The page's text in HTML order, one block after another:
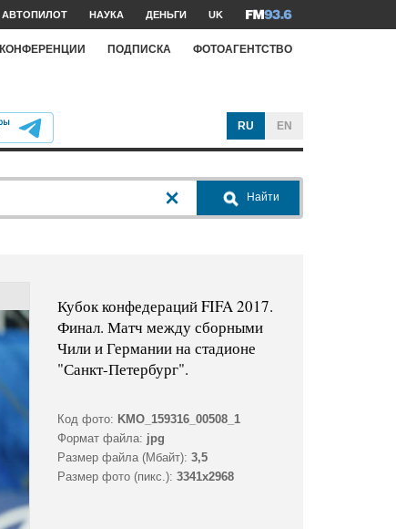
АВТОПИЛОТ НАУКА ДЕНЬГИ UK
КОНФЕРЕНЦИИ ПОДПИСКА ФОТОАГЕНТСТВО
RU EN
Найти
Кубок конфедераций FIFA 2017.
Финал. Матч между сборными
Чили и Германии на стадионе
"Санкт-Петербург".
Код фото: KMO_159316_00508_1
Формат файла: jpg
Размер файла (Мбайт): 3,5
Размер фото (пикс.): 3341x2968